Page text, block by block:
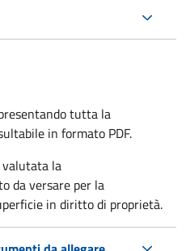
tutta la
in formato PDF.
la
da versare per la
in diritto di proprietà.